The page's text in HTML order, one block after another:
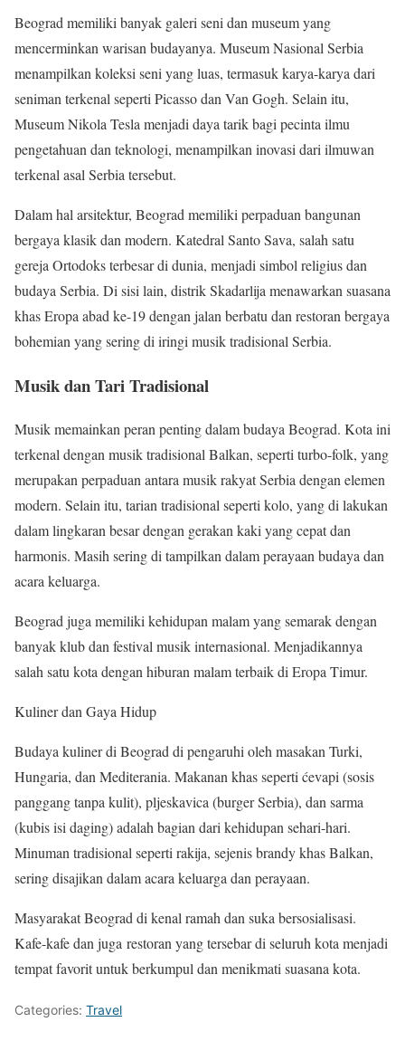
Beograd memiliki banyak galeri seni dan museum yang
mencerminkan warisan budayanya. Museum Nasional Serbia
menampilkan koleksi seni yang luas, termasuk karya-karya dari
seniman terkenal seperti Picasso dan Van Gogh. Selain itu,
Museum Nikola Tesla menjadi daya tarik bagi pecinta ilmu
pengetahuan dan teknologi, menampilkan inovasi dari ilmuwan
terkenal asal Serbia tersebut.
Dalam hal arsitektur, Beograd memiliki perpaduan bangunan
bergaya klasik dan modern. Katedral Santo Sava, salah satu
gereja Ortodoks terbesar di dunia, menjadi simbol religius dan
budaya Serbia. Di sisi lain, distrik Skadarlija menawarkan suasana
khas Eropa abad ke-19 dengan jalan berbatu dan restoran bergaya
bohemian yang sering di iringi musik tradisional Serbia.
Musik dan Tari Tradisional
Musik memainkan peran penting dalam budaya Beograd. Kota ini
terkenal dengan musik tradisional Balkan, seperti turbo-folk, yang
merupakan perpaduan antara musik rakyat Serbia dengan elemen
modern. Selain itu, tarian tradisional seperti kolo, yang di lakukan
dalam lingkaran besar dengan gerakan kaki yang cepat dan
harmonis. Masih sering di tampilkan dalam perayaan budaya dan
acara keluarga.
Beograd juga memiliki kehidupan malam yang semarak dengan
banyak klub dan festival musik internasional. Menjadikannya
salah satu kota dengan hiburan malam terbaik di Eropa Timur.
Kuliner dan Gaya Hidup
Budaya kuliner di Beograd di pengaruhi oleh masakan Turki,
Hungaria, dan Mediterania. Makanan khas seperti ćevapi (sosis
panggang tanpa kulit), pljeskavica (burger Serbia), dan sarma
(kubis isi daging) adalah bagian dari kehidupan sehari-hari.
Minuman tradisional seperti rakija, sejenis brandy khas Balkan,
sering disajikan dalam acara keluarga dan perayaan.
Masyarakat Beograd di kenal ramah dan suka bersosialisasi.
Kafe-kafe dan juga restoran yang tersebar di seluruh kota menjadi
tempat favorit untuk berkumpul dan menikmati suasana kota.
Categories: Travel